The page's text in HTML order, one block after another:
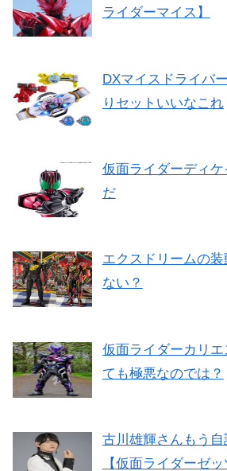
ライダーマイス】
DXマイスドライバ
りセットいいなこれ
仮面ライダーディ
だ
エクスドリームの
ない？
仮面ライダーカリ
ても極悪なのでは？
古川雄輝さんもう自
【仮面ライダーゼッ